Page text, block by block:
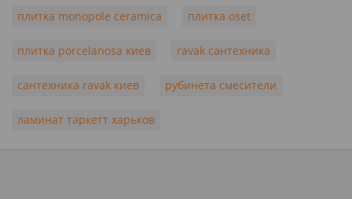
плитка monopole ceramica плитка oset
плитка porcelanosa киев ravak сантехника
сантехника ravak киев рубинета смесители
ламинат таркетт харьков